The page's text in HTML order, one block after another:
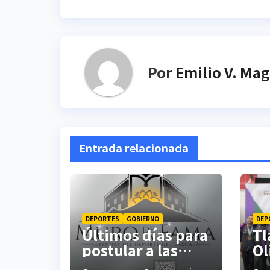
Por Emilio V.
Entrada relacionada
DEPORTES GOBIERNO
Últimos días para
postular a las
Leyendas del